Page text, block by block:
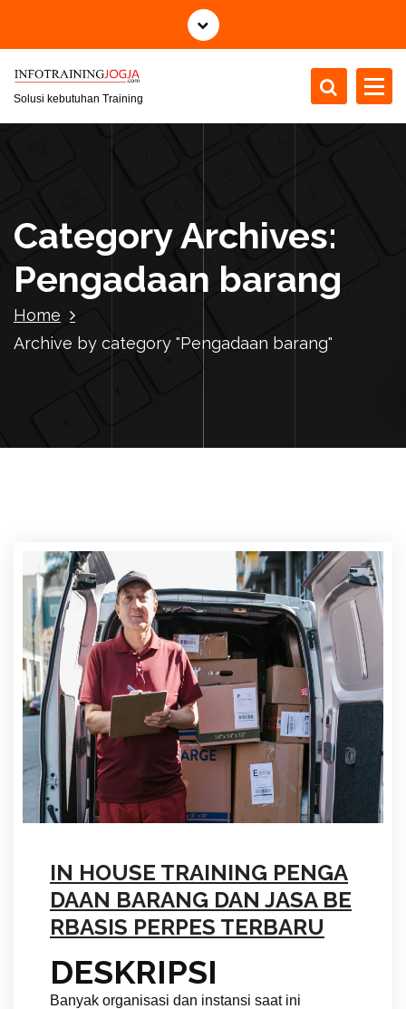
i
Solusi kebutuhan Training
Category Archives:
Pengadaan barang
Home
Archive by category "Pengadaan barang"
IN HOUSE TRAINING PENGA
DAAN BARANG DAN JASA BE
RBASIS PERPES TERBARU
DESKRIPSI
Banyak organisasi dan instansi saat ini